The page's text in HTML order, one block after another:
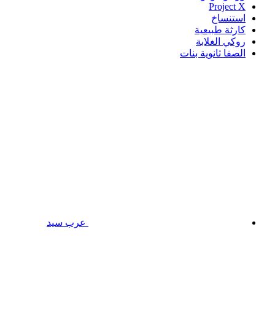
Project X
استنساخ
كارثة طبيعية
روكي الغلابة
الصفا ثانوية بنات
عرب سيد